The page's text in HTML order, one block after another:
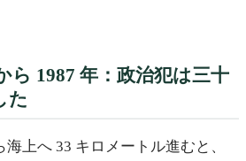
ら 1987 年：政治犯は三十
た
上へ 33 キロメートル進むと、